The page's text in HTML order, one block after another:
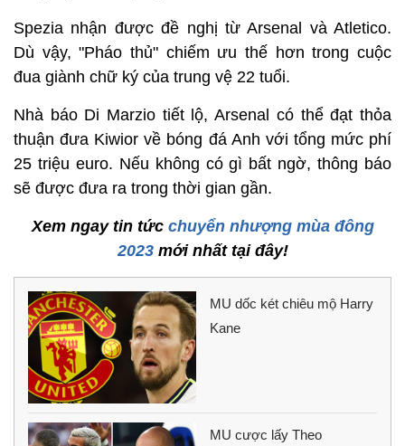
Spezia nhận được đề nghị từ Arsenal và Atletico.
Dù vậy, "Pháo thủ" chiếm ưu thế hơn trong cuộc
đua giành chữ ký của trung vệ 22 tuổi.
Nhà báo Di Marzio tiết lộ, Arsenal có thể đạt thỏa
thuận đưa Kiwior về bóng đá Anh với tổng mức phí
25 triệu euro. Nếu không có gì bất ngờ, thông báo
sẽ được đưa ra trong thời gian gần.
Xem ngay tin tức chuyển nhượng mùa đông
2023 mới nhất tại đây!
MU dốc két chiêu mộ Harry
Kane
MU cược lấy Theo